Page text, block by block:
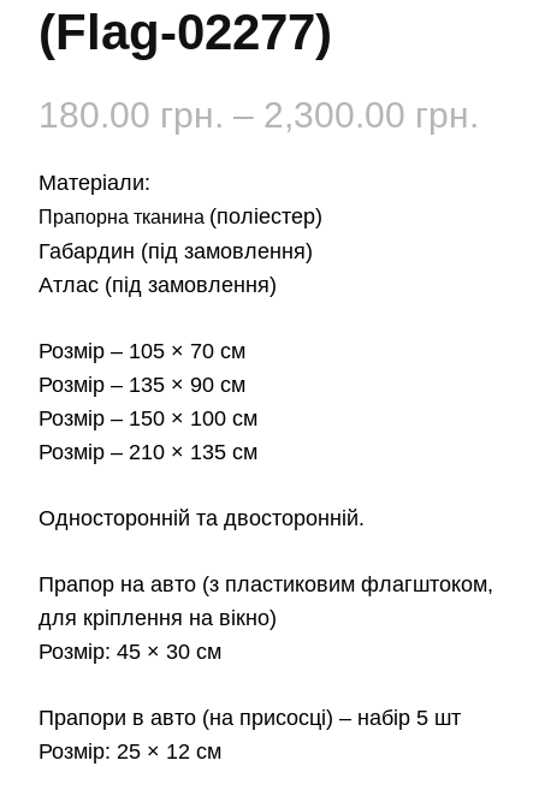
(Flag-02277)
180.00 грн. – 2,300.00 грн.
Матеріали:
Прапорна тканина (поліестер)
Габардин (під замовлення)
Атлас (під замовлення)
Розмір – 105 × 70 см
Розмір – 135 × 90 см
Розмір – 150 × 100 см
Розмір – 210 × 135 см
Односторонній та двосторонній.
Прапор на авто (з пластиковим флагштоком,
для кріплення на вікно)
Розмір: 45 × 30 см
Прапори в авто (на присосці) – набір 5 шт
Розмір: 25 × 12 см